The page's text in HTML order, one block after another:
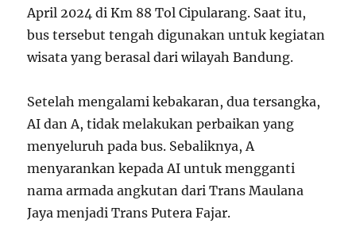
April 2024 di Km 88 Tol Cipularang. Saat itu,
bus tersebut tengah digunakan untuk kegiatan
wisata yang berasal dari wilayah Bandung.
Setelah mengalami kebakaran, dua tersangka,
AI dan A, tidak melakukan perbaikan yang
menyeluruh pada bus. Sebaliknya, A
menyarankan kepada AI untuk mengganti
nama armada angkutan dari Trans Maulana
Jaya menjadi Trans Putera Fajar.